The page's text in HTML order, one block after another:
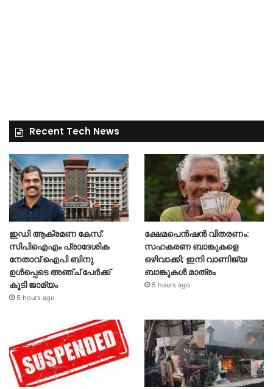
Recent Tech News
ഇഡി ആക്രമണ കേസ്:
സിപിഐഎം പ്രാദേശിക
നേതാവ് ഐപി ബിനു
ഉൾപ്പെടെ അഞ്ച് പേർക്ക്
കൂടി ജാമ്യം
5 hours ago
ക്ഷേമപെൻഷൻ വിതരണം:
സഹകരണ ബാങ്കുകളെ
ഒഴിവാക്കി; ഇനി വാണിജ്യ
ബാങ്കുകൾ മാത്രം
5 hours ago